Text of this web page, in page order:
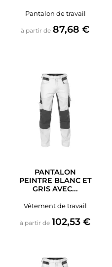
Pantalon de travail
à partir de Prix
87,68 €
PANTALON
PEINTRE BLANC ET
GRIS AVEC...
Vêtement de travail
à partir de Prix
102,53 €